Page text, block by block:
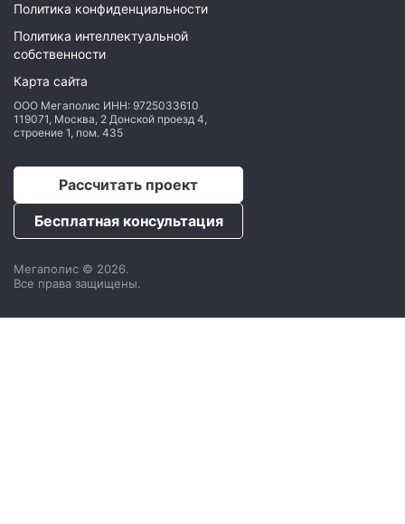
Политика конфиденциальности
Политика интеллектуальной
собственности
Карта сайта
ООО Мегаполис ИНН: 9725033610
119071, Москва, 2 Донской проезд 4,
строение 1, пом. 435
Рассчитать проект
Бесплатная консультация
Мегаполис © 2026.
Все права защищены.